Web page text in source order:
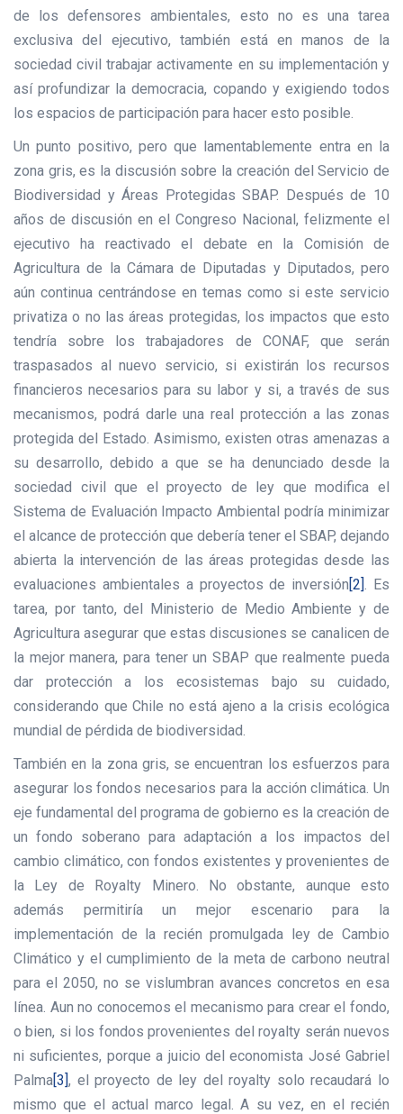
de los defensores ambientales, esto no es una tarea
exclusiva del ejecutivo, también está en manos de la
sociedad civil trabajar activamente en su implementación y
así profundizar la democracia, copando y exigiendo todos
los espacios de participación para hacer esto posible.
Un punto positivo, pero que lamentablemente entra en la
zona gris, es la discusión sobre la creación del Servicio de
Biodiversidad y Áreas Protegidas SBAP. Después de 10
años de discusión en el Congreso Nacional, felizmente el
ejecutivo ha reactivado el debate en la Comisión de
Agricultura de la Cámara de Diputadas y Diputados, pero
aún continua centrándose en temas como si este servicio
privatiza o no las áreas protegidas, los impactos que esto
tendría sobre los trabajadores de CONAF, que serán
traspasados al nuevo servicio, si existirán los recursos
financieros necesarios para su labor y si, a través de sus
mecanismos, podrá darle una real protección a las zonas
protegida del Estado. Asimismo, existen otras amenazas a
su desarrollo, debido a que se ha denunciado desde la
sociedad civil que el proyecto de ley que modifica el
Sistema de Evaluación Impacto Ambiental podría minimizar
el alcance de protección que debería tener el SBAP, dejando
abierta la intervención de las áreas protegidas desde las
evaluaciones ambientales a proyectos de inversión[2]. Es
tarea, por tanto, del Ministerio de Medio Ambiente y de
Agricultura asegurar que estas discusiones se canalicen de
la mejor manera, para tener un SBAP que realmente pueda
dar protección a los ecosistemas bajo su cuidado,
considerando que Chile no está ajeno a la crisis ecológica
mundial de pérdida de biodiversidad.
También en la zona gris, se encuentran los esfuerzos para
asegurar los fondos necesarios para la acción climática. Un
eje fundamental del programa de gobierno es la creación de
un fondo soberano para adaptación a los impactos del
cambio climático, con fondos existentes y provenientes de
la Ley de Royalty Minero. No obstante, aunque esto
además permitiría un mejor escenario para la
implementación de la recién promulgada ley de Cambio
Climático y el cumplimiento de la meta de carbono neutral
para el 2050, no se vislumbran avances concretos en esa
línea. Aun no conocemos el mecanismo para crear el fondo,
o bien, si los fondos provenientes del royalty serán nuevos
ni suficientes, porque a juicio del economista José Gabriel
Palma[3], el proyecto de ley del royalty solo recaudará lo
mismo que el actual marco legal. A su vez, en el recién